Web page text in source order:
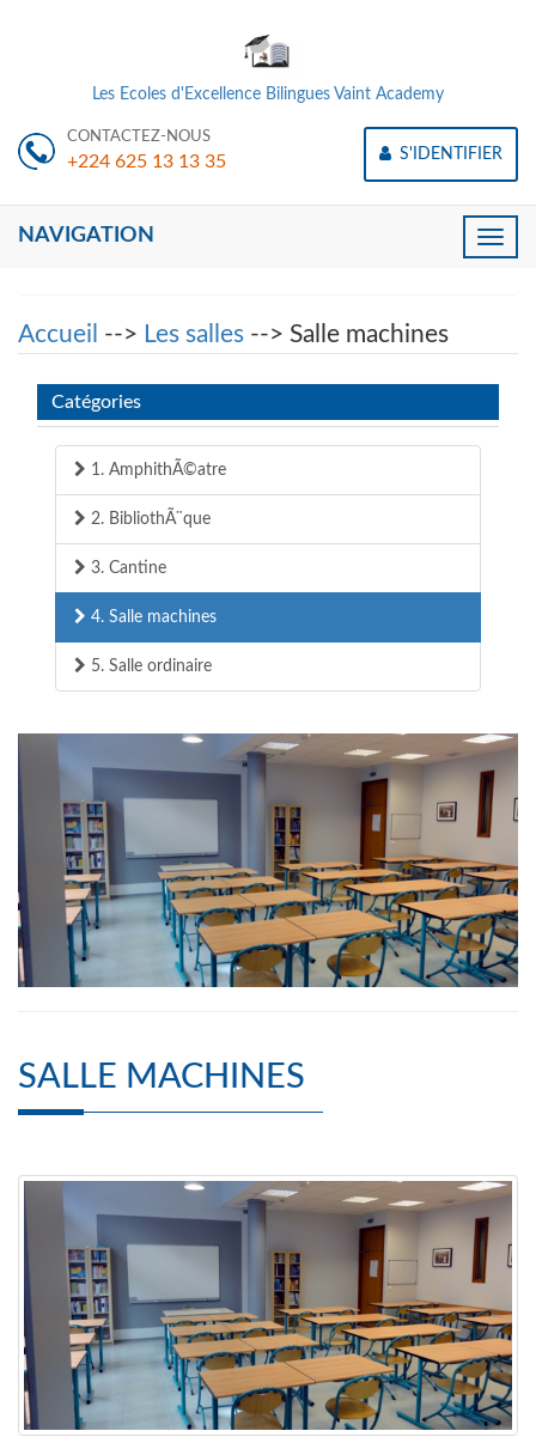
Les Ecoles d'Excellence Bilingues Vaint Academy
CONTACTEZ-NOUS
+224 625 13 13 35 S'IDENTIFIER
Toggle
NAVIGATION
Accueil --> Les salles --> Salle machines
Catégories
1. AmphithÃ©atre
2. BibliothÃ¨que
3. Cantine
4. Salle machines
5. Salle ordinaire
SALLE MACHINES